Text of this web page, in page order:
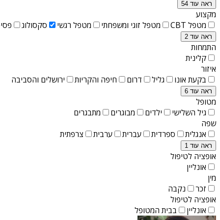
ראה עוד 54
מקצוע
מטפל CBT
מטפל זוגי ומשפחתי מטפל רגשי סקסולוג
ראה עוד 2
התמחות
קלינית
איזור
בקעת אונו
גליל דרום חיפה והקריות ירושלים והסביבה
ראה עוד 6
מטופל
גיל השלישי
ילדים מבוגרים
מתבגרים
שפה
אנגלית
ספרדית עברית ערבית צרפתית
ראה עוד 1
אופציה לטיפול
אונליין
מין
זכר
נקבה
אופציה לטיפול
אונליין
בבית המטופל